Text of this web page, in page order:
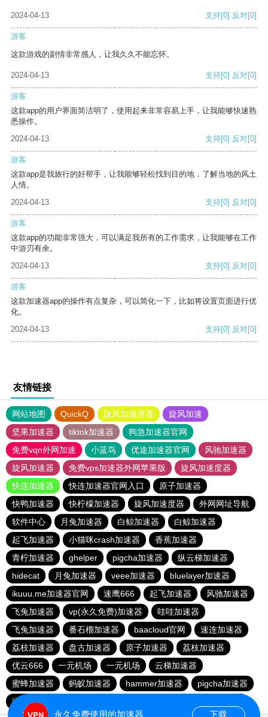
2024-04-13 支持[0] 反对[0]
游客
这款游戏的剧情非常感人，让我久久不能忘怀。
2024-04-13 支持[0] 反对[0]
游客
这款app的用户界面简洁明了，使用起来非常容易上手，让我能够快速熟
悉操作。
2024-04-13
支持[0] 反对[0]
游客
这款app是我旅行的好帮手，让我能够轻松找到目的地，了解当地的风土
人情。
2024-04-13
支持[0] 反对[0]
游客
这款app的功能非常强大，可以满足我所有的工作需求，让我能够在工作
中游刃有余。
2024-04-13
支持[0] 反对[0]
游客
这款加速器app的操作有点复杂，可以简化一下，比如将设置页面进行优
化。
2024-04-13
支持[0] 反对[0]
友情链接
网站地图 QuickQ 旋风加速度器
旋风加速
坚果加速器
tiktok加速器
狗急加速器官网
免费vqn外网加速
小蓝鸟 优途加速器官网
风驰加速器
旋风加速器
免费vps加速器外网苹果版
旋风加速度器
快连加速器
快连加速器官网入口
原子加速器
快鸭加速器
快柠檬加速器 旋风加速度器
外网网址导航
软件中心
月兔加速器 白鲸加速器
白鲸加速器
起飞加速器
小猫咪crash加速器
香蕉加速器
青柠加速器
ghelper pigcha加速器
纵云梯加速器
hidecat
月兔加速器 veee加速器
bluelayer加速器
ikuuu.me加速器官网
速鹰666 起飞加速器
风驰加速器
飞兔加速器
vp(永久免费)加速器
哇哇加速器
飞兔加速器
番石榴加速器 baacloud官网
速连加速器
荔枝加速器
盘古加速器 原子加速器
荔枝加速器
优云666
一元机场 一元机场
云梯加速器
蜜蜂加速器
蚂蚁加速器 hammer加速器
pigcha加速器
泡泡狗加速器
永久免费使用的加速器 下载